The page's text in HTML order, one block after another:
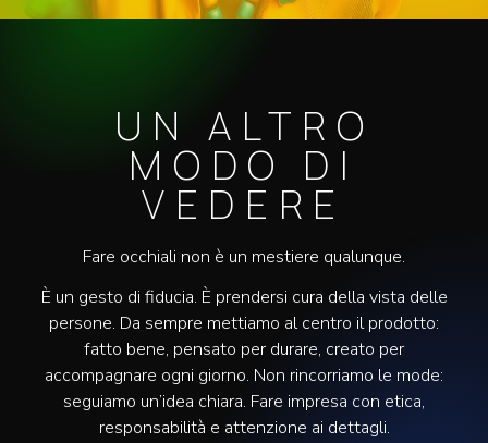
UN ALTRO
MODO DI
VEDERE
Fare occhiali non è un mestiere qualunque.
È un gesto di fiducia. È prendersi cura della vista delle
persone. Da sempre mettiamo al centro il prodotto:
fatto bene, pensato per durare, creato per
accompagnare ogni giorno. Non rincorriamo le mode:
seguiamo un’idea chiara. Fare impresa con etica,
responsabilità e attenzione ai dettagli.